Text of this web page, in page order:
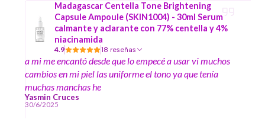
Madagascar Centella Tone Brightening
Capsule Ampoule (SKIN1004) - 30ml Serum
calmante y aclarante con 77% centella y 4%
niacinamida
4.9 18 reseñas
a mi me encantó desde que lo empecé a usar vi muchos
cambios en mi piel las uniforme el tono ya que tenía
muchas manchas he
Yasmin Cruces
30/6/2025